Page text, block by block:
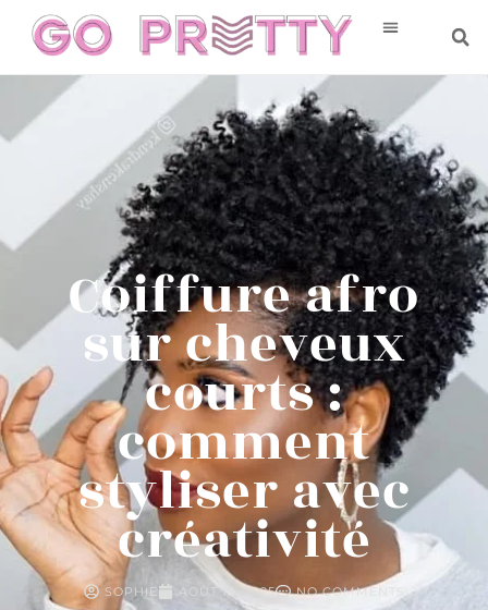
Coiffure afro
sur cheveux
courts :
comment
styliser avec
créativité
SOPHIE AOÛT 18, 2025 NO COMMENTS